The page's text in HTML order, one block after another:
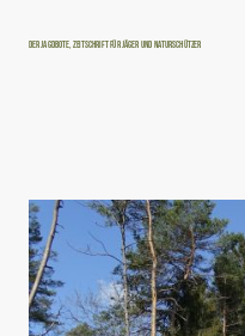
Der Jagdbote, Zeitschrift für Jäger und Naturschützer